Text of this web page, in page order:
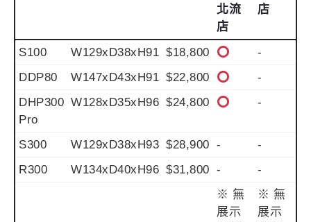
北流
店
店
S100 W129xD38xH91 $18,800
-
DDP80
W147xD43xH91 $22,800
-
DHP300
Pro
W128xD35xH96 $24,800 -
S300 W129xD38xH93 $28,900 -
-
R300
W134xD40xH96 $31,800 -
-
※ 無
展示
※ 無
展示